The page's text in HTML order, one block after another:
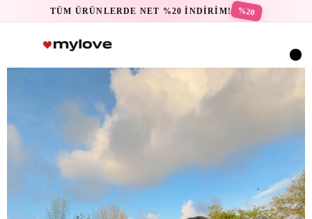
TÜM ÜRÜNLERDE NET %20 İNDİRİM! %20